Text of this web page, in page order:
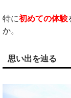
特に初めての体験
か。
思い出を辿る